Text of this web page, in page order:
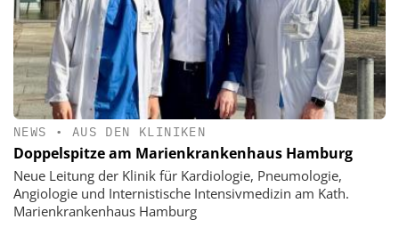
NEWS • AUS DEN KLINIKEN
Doppelspitze am Marienkrankenhaus Hamburg
Neue Leitung der Klinik für Kardiologie, Pneumologie,
Angiologie und Internistische Intensivmedizin am Kath.
Marienkrankenhaus Hamburg